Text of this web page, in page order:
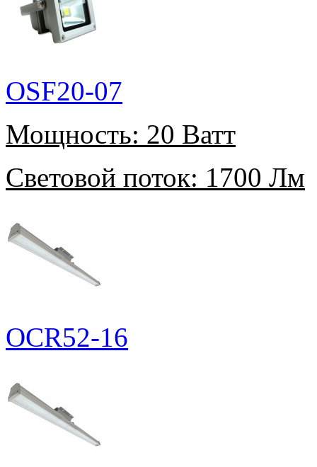
OSF20-07
Мощность: 20 Ватт
Световой поток: 1700 Лм
OCR52-16